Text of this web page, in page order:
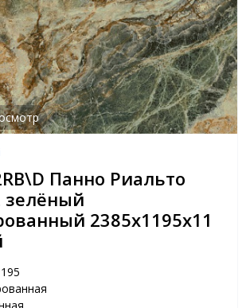
Панно Риальто
зелёный
2385х1195х11